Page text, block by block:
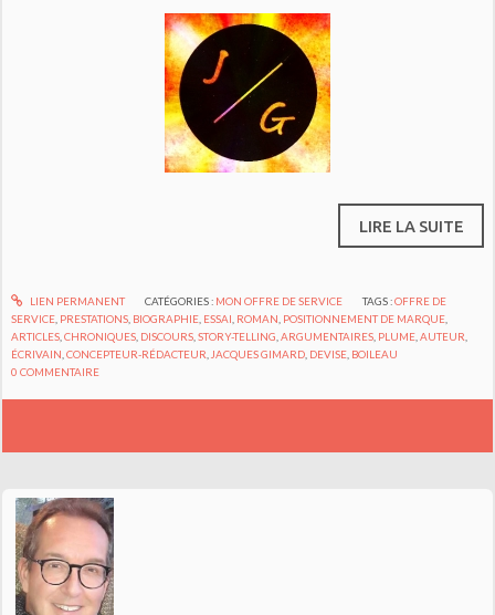
LIRE LA SUITE
LIEN PERMANENT CATÉGORIES : MON OFFRE DE SERVICE TAGS :OFFRE DE
SERVICE PRESTATIONS BIOGRAPHIE ESSAI ROMAN POSITIONNEMENT DE MARQUE
ARTICLES ,CHRONIQUES DISCOURS ,STORY-TELLING ,ARGUMENTAIRES PLUME ,AUTEUR
ÉCRIVAIN ,CONCEPTEUR-RÉDACTEUR JACQUES GIMARD DEVISE BOILEAU
0 COMMENTAIRE